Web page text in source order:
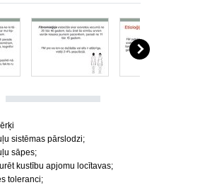
sistēmas pārslodzi;
sāpes;
kustību apjomu locītavas;
toleranci;